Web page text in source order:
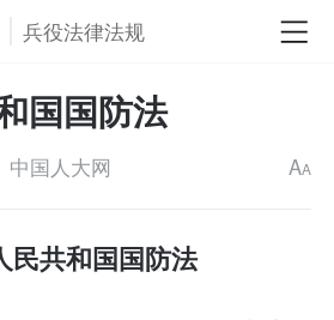
兵役法律法规
国国防法
中国人大网 AA
民共和国国防法